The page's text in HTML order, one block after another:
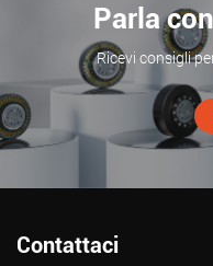
Parla
Ricevi consigli
Contattaci